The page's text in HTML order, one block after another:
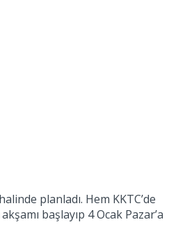
planladı. Hem KKTC’de
başlayıp 4 Ocak Pazar’a